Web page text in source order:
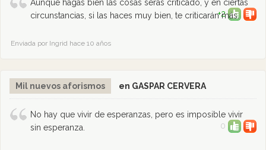
Aunque hagas bien las cosas serás criticado, y en ciertas
circunstancias, si las haces muy bien, te criticarán más.
+2
Enviada por Ingrid hace 10 años
Mil nuevos aforismos en GASPAR CERVERA
No hay que vivir de esperanzas, pero es imposible vivir
sin esperanza.
0